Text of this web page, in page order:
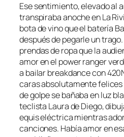
Ese sentimiento, elevado al
transpiraba anoche en La
bota de vino que el batería
después de pegarle un
prendas de ropa que la
amor en el power ranger
a bailar breakdance con
caras absolutamente felices
de golpe se bañaba en luz
teclista Laura de Diego,
equis eléctrica mientras
canciones. Había amor en